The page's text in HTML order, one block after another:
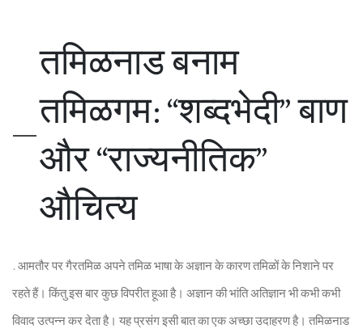
तम‍िळनाड बनाम
तम‍िळगम: “शब्‍दभेदी” बाण
और “राज्यनीत‍िक”
औच‍ित्‍य
. आमतौर पर गैरतम‍िळ अपने तम‍िळ भाषा के अज्ञान के कारण तम‍िळों के न‍िशाने पर
रहते हैं। क‍िंतु इस बार कुछ व‍िपरीत हूआ है। अज्ञान की भांत‍ि अत‍िज्ञान भी कभी कभी
व‍िवाद उत्‍पन्‍न कर देता है। यह प्रसंग इसी बात का एक अच्‍छा उदाहरण है। तम‍िळनाड